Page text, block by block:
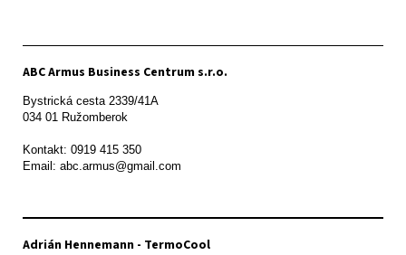
ABC Armus Business Centrum s.r.o.
Bystrická cesta 2339/41A
034 01 Ružomberok
Kontakt: 0919 415 350
Adrián Hennemann - TermoCool